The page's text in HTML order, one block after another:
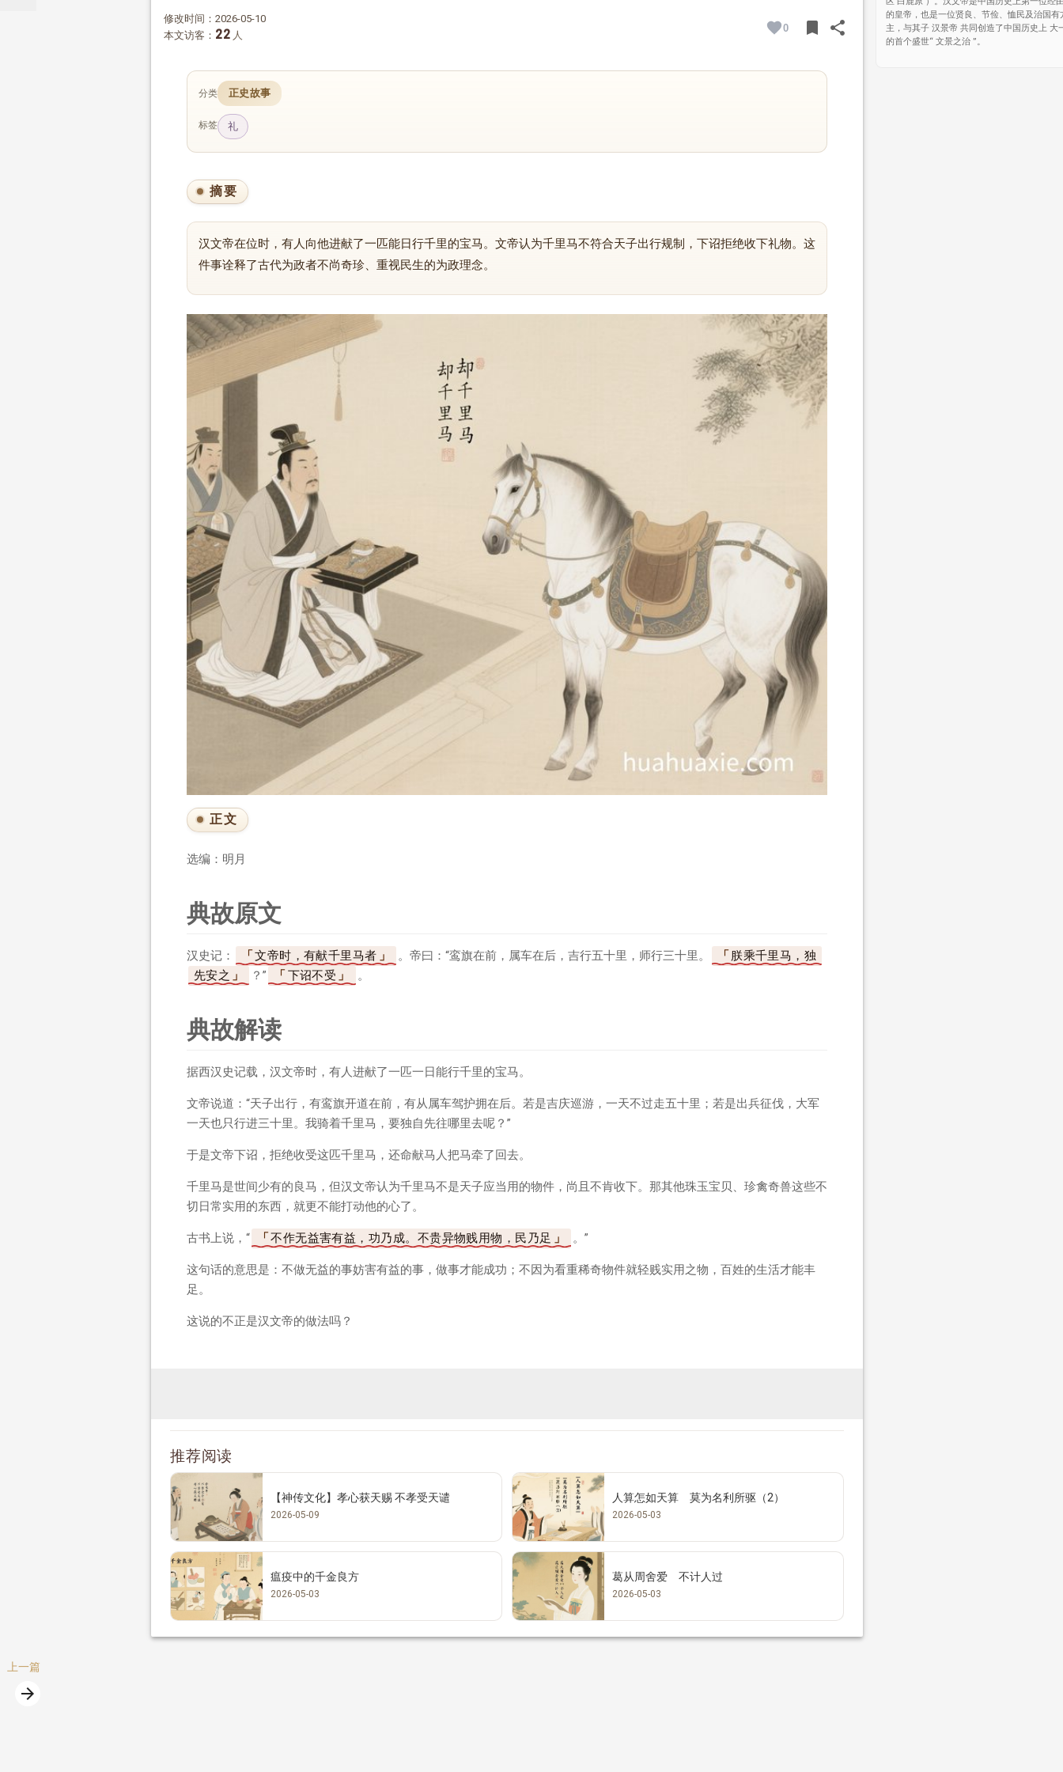
修改时间：2026-05-10
本文访客： 22 人
0 bookmarkBOOKMARK
shareSHARE
分类 正史故事
标签 礼
摘要
汉文帝在位时，有人向他进献了一匹能日行千里的宝马。文帝认为千里马不符合天子出行规制，下诏拒绝收下礼物。这
件事诠释了古代为政者不尚奇珍、重视民生的为政理念。
正文
选编：明月
典故原文
汉史记： 文帝时，有献千里马者 。帝曰：“鸾旗在前，属车在后，吉行五十里，师行三十里。
朕乘千里马，独
先安之
？” 下诏不受 。
典故解读
据西汉史记载，汉文帝时，有人进献了一匹一日能行千里的宝马。
文帝说道：“天子出行，有鸾旗开道在前，有从属车驾护拥在后。若是吉庆巡游，一天不过走五十里；若是出兵征伐，大军
一天也只行进三十里。我骑着千里马，要独自先往哪里去呢？”
于是文帝下诏，拒绝收受这匹千里马，还命献马人把马牵了回去。
千里马是世间少有的良马，但汉文帝认为千里马不是天子应当用的物件，尚且不肯收下。那其他珠玉宝贝、珍禽奇兽这些不
切日常实用的东西，就更不能打动他的心了。
古书上说，“ 不作无益害有益，功乃成。不贵异物贱用物，民乃足 。”
这句话的意思是：不做无益的事妨害有益的事，做事才能成功；不因为看重稀奇物件就轻贱实用之物，百姓的生活才能丰
足。
这说的不正是汉文帝的做法吗？
推荐阅读
【神传文化】孝心获天赐 不孝受天谴
2026-05-09
人算怎如天算 莫为名利所驱（2）
2026-05-03
瘟疫中的千金良方
2026-05-03
葛从周舍爱 不计人过
2026-05-03
的皇帝，也是一位贤良、节俭、恤民及治国有
主，与其子 汉景帝 共同创造了中国历史上 大
的首个盛世“ 文景之治 ”。
一篇
arrow_forward